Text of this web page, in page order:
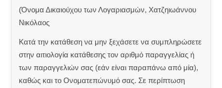
(Όνομα Δικαιούχου των Λογαριασμών, Χατζηιωάννου
Νικόλαος
Κατά την κατάθεση να μην ξεχάσετε να συμπληρώσετε
στην αιτιολογία κατάθεσης τον αριθμό παραγγελίας ή
των παραγγελιών σας (εάν είναι παραπάνω από μία),
καθώς και το Ονοματεπώνυμό σας. Σε περίπτωση